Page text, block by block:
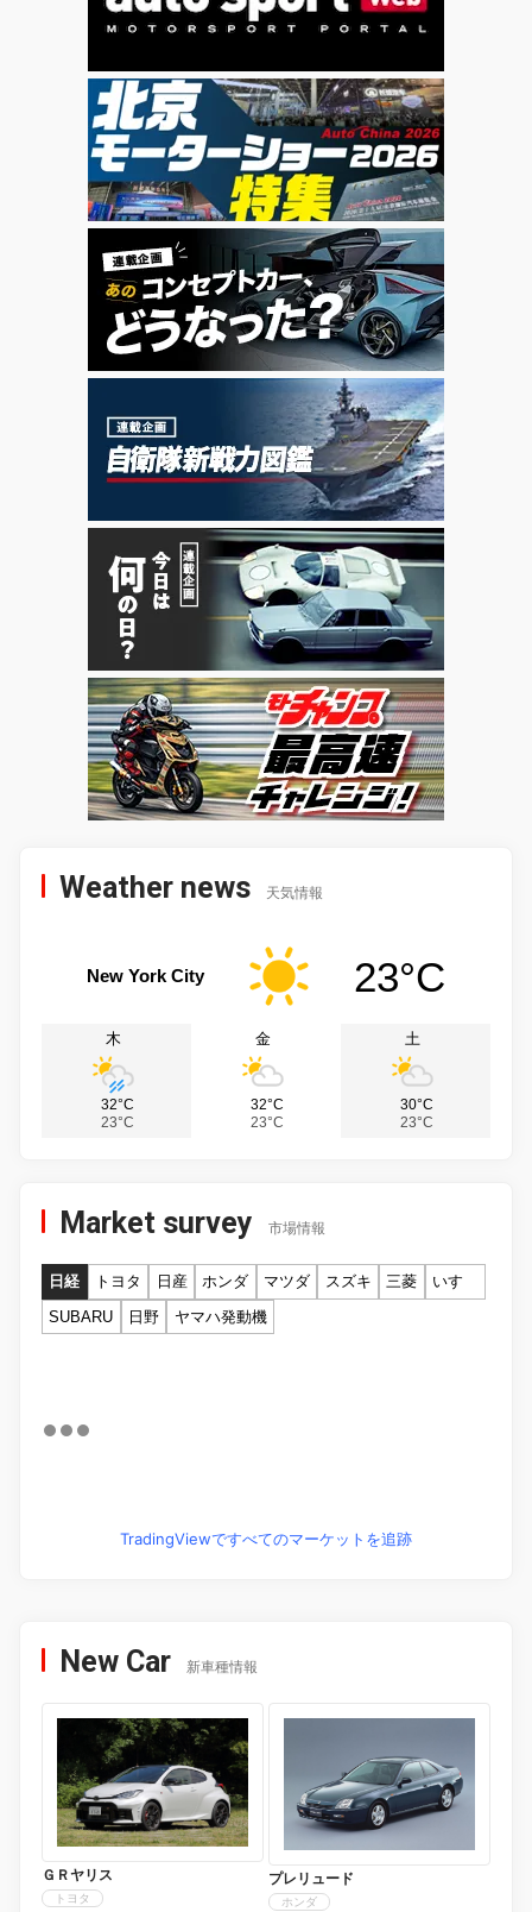
Weather news 天気情報
New York City 23°C
木
32°C
23°C
金
32°C
23°C
土
30°C
23°C
Market survey 市場情報
日経 トヨタ 日産 ホンダ マツダ スズキ 三菱
いすゞ
SUBARU
日野 ヤマハ発動機
TradingViewですべてのマーケットを追跡
New Car 新車種情報
ＧＲヤリス
トヨタ
プレリュード
ホンダ